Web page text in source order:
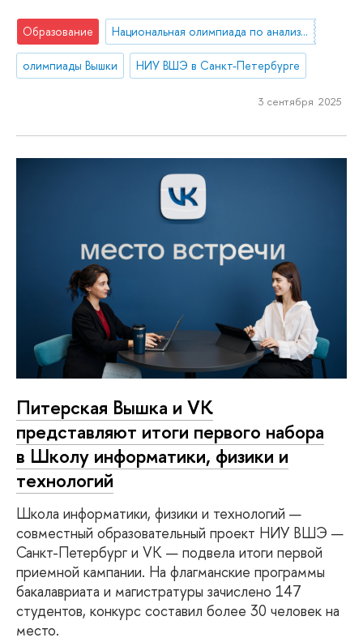
Образование Национальная олимпиада по анализу данных «DANO»
олимпиады Вышки НИУ ВШЭ в Санкт-Петербурге
3 сентября 2025
Питерская Вышка и VK
представляют итоги первого набора
в Школу информатики, физики и
технологий
Школа информатики, физики и технологий —
совместный образовательный проект НИУ ВШЭ —
Санкт-Петербург и VK — подвела итоги первой
приемной кампании. На флагманские программы
бакалавриата и магистратуры зачислено 147
студентов, конкурс составил более 30 человек на
место.